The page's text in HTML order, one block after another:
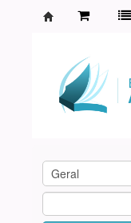
Agamenon
Magalhães